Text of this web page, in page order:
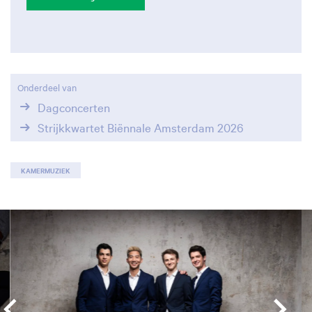
Onderdeel van
Dagconcerten
Strijkkwartet Biënnale Amsterdam 2026
KAMERMUZIEK